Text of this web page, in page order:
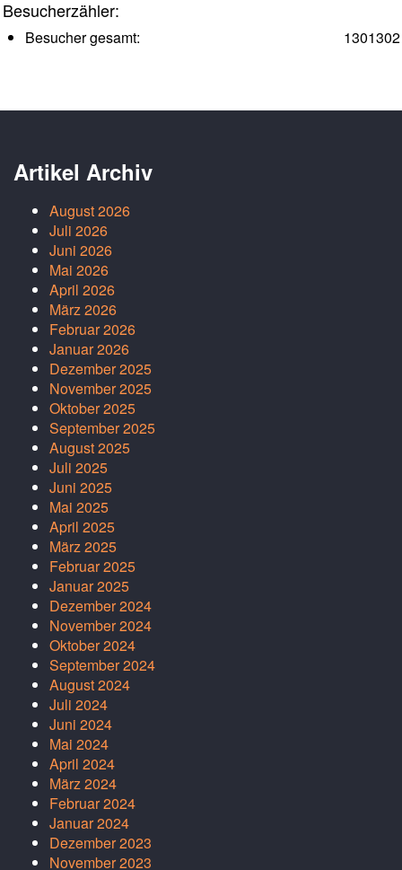
Besucherzähler:
1301302
Besucher gesamt:
Artikel Archiv
August 2026
Juli 2026
Juni 2026
Mai 2026
April 2026
März 2026
Februar 2026
Januar 2026
Dezember 2025
November 2025
Oktober 2025
September 2025
August 2025
Juli 2025
Juni 2025
Mai 2025
April 2025
März 2025
Februar 2025
Januar 2025
Dezember 2024
November 2024
Oktober 2024
September 2024
August 2024
Juli 2024
Juni 2024
Mai 2024
April 2024
März 2024
Februar 2024
Januar 2024
Dezember 2023
November 2023